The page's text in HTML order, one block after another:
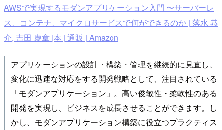
AWSで実現するモダンアプリケーション入門 〜サーバーレ
ス、コンテナ、マイクロサービスで何ができるのか | 落水 恭
介, 吉田 慶章 |本 | 通販 | Amazon
アプリケーションの設計・構築・管理を継続的に見直し、
変化に迅速な対応をする開発戦略として、注目されている
「モダンアプリケーション」。高い俊敏性・柔軟性のある
開発を実現し、ビジネスを成長させることができます。し
かし、モダンアプリケーション構築に役立つプラクティス